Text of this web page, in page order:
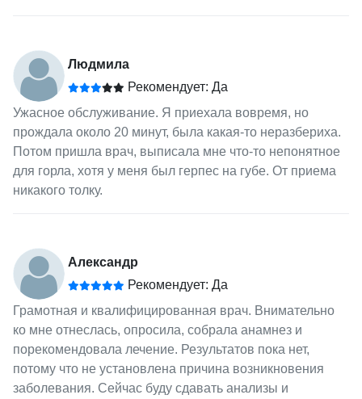
Людмила
Рекомендует: Да
Ужасное обслуживание. Я приехала вовремя, но
прождала около 20 минут, была какая-то неразбериха.
Потом пришла врач, выписала мне что-то непонятное
для горла, хотя у меня был герпес на губе. От приема
никакого толку.
Александр
Рекомендует: Да
Грамотная и квалифицированная врач. Внимательно
ко мне отнеслась, опросила, собрала анамнез и
порекомендовала лечение. Результатов пока нет,
потому что не установлена причина возникновения
заболевания. Сейчас буду сдавать анализы и